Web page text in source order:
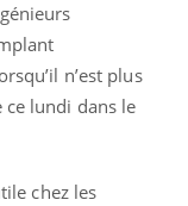
n’est plus
ce lundi dans le
chez les